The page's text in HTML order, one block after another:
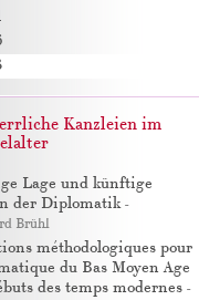
Kanzleien im
Lage und künftige
der Diplomatik -
Brühl
méthodologiques pour
du Bas Moyen Age
des temps modernes -